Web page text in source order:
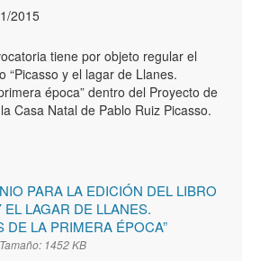
2015
tiene por objeto regular el
“Picasso y el lagar de Llanes.
época” dentro del Proyecto de
Casa Natal de Pablo Ruiz Picasso.
PARA LA EDICIÓN DEL LIBRO
EL LAGAR DE LLANES.
DE LA PRIMERA ÉPOCA”
Tamaño: 1452 KB